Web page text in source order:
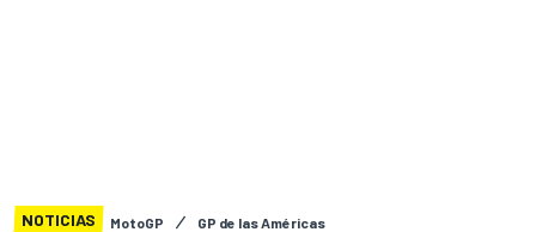
NOTICIAS MotoGP GP de las Américas